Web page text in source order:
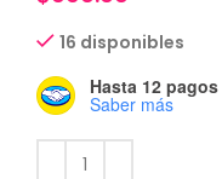
16 disponibles
Hasta 12
Saber más